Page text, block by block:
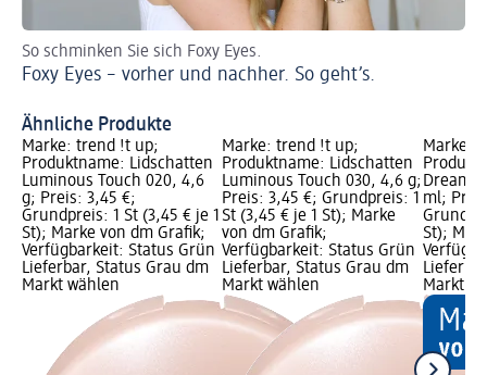
So schminken Sie sich Foxy Eyes.
Foxy Eyes – vorher und nachher. So geht’s.
Ähnliche Produkte
Marke: trend !t up;
Produktname: Lidschatten
Luminous Touch 020, 4,6
g; Preis: 3,45 €;
Grundpreis: 1 St (3,45 € je 1
St); Marke von dm Grafik;
Verfügbarkeit: Status Grün
Lieferbar, Status Grau dm
Markt wählen
Marke: trend !t up;
Produktname: Lidschatten
Luminous Touch 030, 4,6 g;
Preis: 3,45 €; Grundpreis: 1
St (3,45 € je 1 St); Marke
von dm Grafik;
Verfügbarkeit: Status Grün
Lieferbar, Status Grau dm
Markt wählen
Marke:
Dream
ml;
St);
Markt